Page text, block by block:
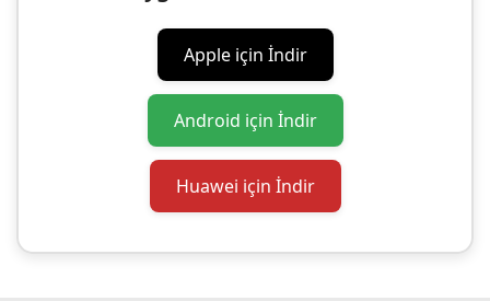
Apple için İndir
Android için İndir
Huawei için İndir